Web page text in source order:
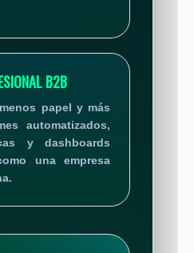
B2B
papel y más
automatizados,
y dashboards
una empresa